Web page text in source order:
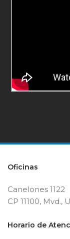
Oficinas
Canelones 1122
CP 11100, Mvd.,
Horario de